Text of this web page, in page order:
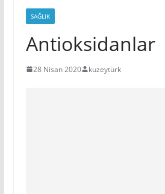
SAĞLIK
Antioksidanlar
28 Nisan 2020 kuzeytürk